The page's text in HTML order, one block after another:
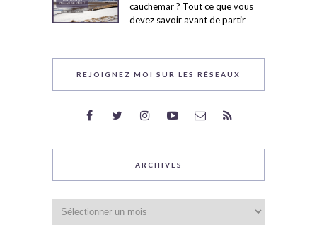
cauchemar ? Tout ce que vous
devez savoir avant de partir
REJOIGNEZ MOI SUR LES RÉSEAUX
ARCHIVES